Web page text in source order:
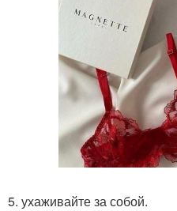
5. ухаживайте за собой.